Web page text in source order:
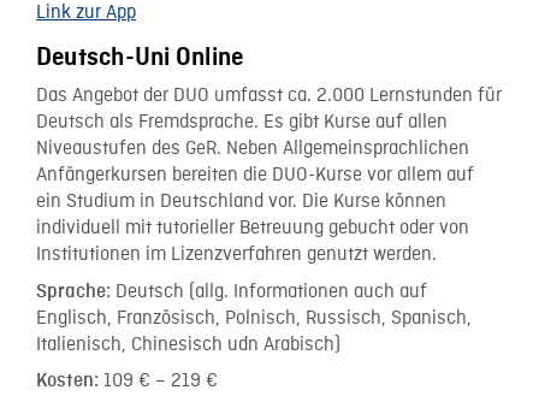
Link zur App
Deutsch-Uni Online
Das Angebot der DUO umfasst ca. 2.000 Lernstunden für
Deutsch als Fremdsprache. Es gibt Kurse auf allen
Niveaustufen des GeR. Neben Allgemeinsprachlichen
Anfängerkursen bereiten die DUO-Kurse vor allem auf
ein Studium in Deutschland vor. Die Kurse können
individuell mit tutorieller Betreuung gebucht oder von
Institutionen im Lizenzverfahren genutzt werden.
Sprache: Deutsch (allg. Informationen auch auf
Englisch, Französisch, Polnisch, Russisch, Spanisch,
Italienisch, Chinesisch udn Arabisch)
Kosten: 109 € – 219 €